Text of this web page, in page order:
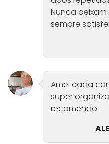
Nunca
sempre
Amei cada
super
recomendo